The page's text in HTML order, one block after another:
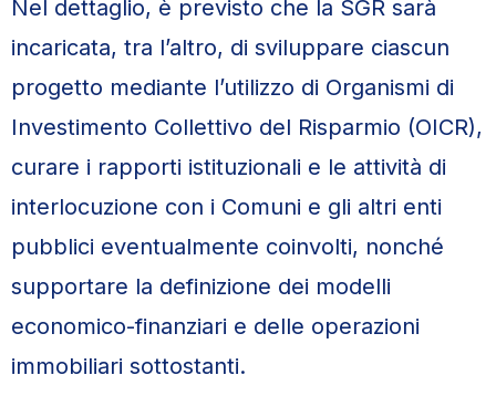
Nel dettaglio, è previsto che la SGR sarà
incaricata, tra l’altro, di sviluppare ciascun
progetto mediante l’utilizzo di Organismi di
Investimento Collettivo del Risparmio (OICR),
curare i rapporti istituzionali e le attività di
interlocuzione con i Comuni e gli altri enti
pubblici eventualmente coinvolti, nonché
supportare la definizione dei modelli
economico-finanziari e delle operazioni
immobiliari sottostanti.